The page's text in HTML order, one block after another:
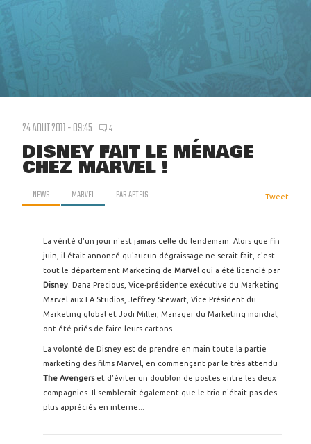
24 AOUT 2011 - 09:45 4
DISNEY FAIT LE MÉNAGE
CHEZ MARVEL !
NEWS MARVEL PARAPTEIS Tweet
La vérité d'un jour n'est jamais celle du lendemain. Alors que fin
juin, il était annoncé qu'aucun dégraissage ne serait fait, c'est
tout le département Marketing de Marvel qui a été licencié par
Disney . Dana Precious, Vice-présidente exécutive du Marketing
Marvel aux LA Studios, Jeffrey Stewart, Vice Président du
Marketing global et Jodi Miller, Manager du Marketing mondial,
ont été priés de faire leurs cartons.
La volonté de Disney est de prendre en main toute la partie
marketing des films Marvel, en commençant par le très attendu
The Avengerset d'éviter un doublon de postes entre les deux
compagnies. Il semblerait également que le trio n'était pas des
plus appréciés en interne...